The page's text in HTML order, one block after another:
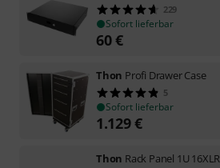
229
Sofort lieferbar
60€
Thon Profi Drawer Case
5
Sofort lieferbar
1.129€
Thon Rack Panel 1U 16XLR